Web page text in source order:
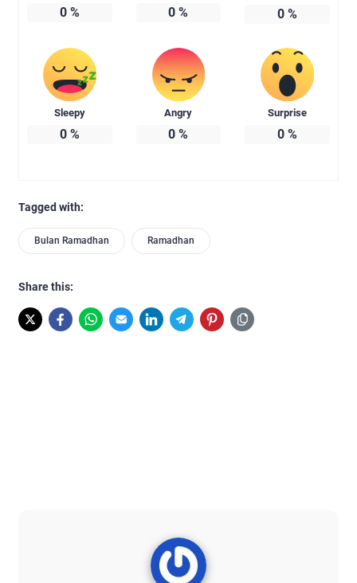
0% 0 % 0 %
Sleepy
0%
Angry
0 %
Surprise
0 %
Tagged with:
Bulan Ramadhan Ramadhan
Share this: